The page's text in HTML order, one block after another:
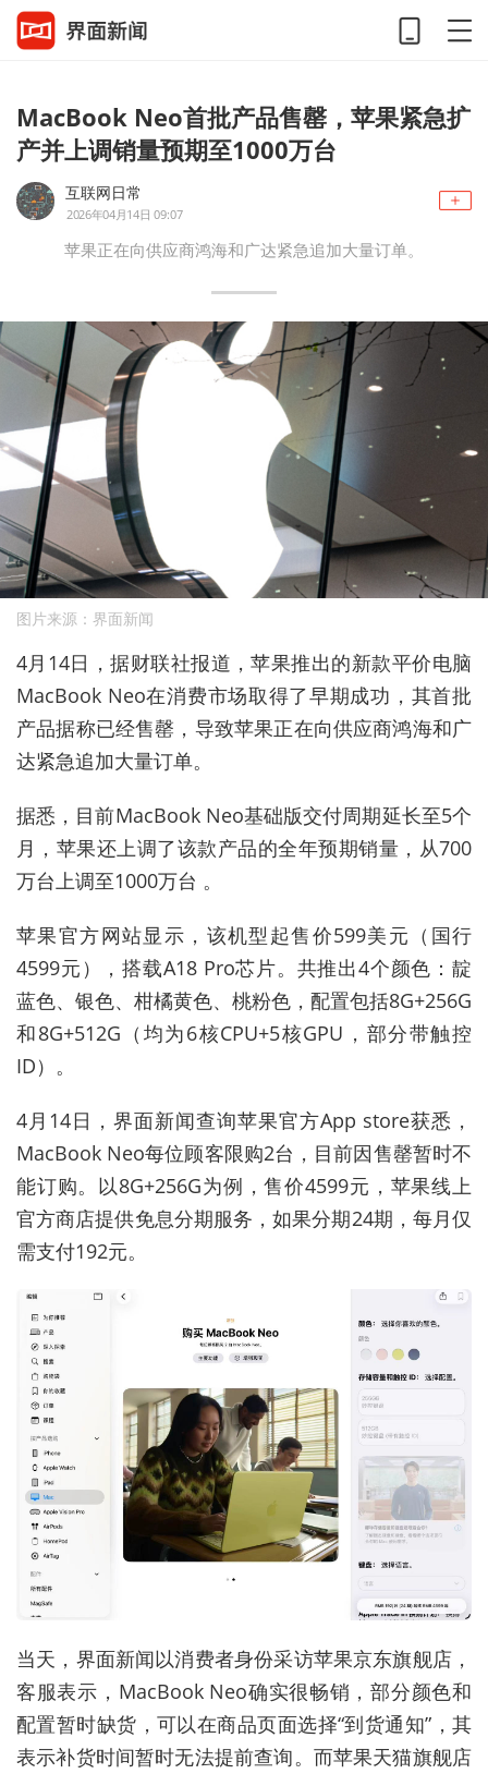
MacBook Neo首批产品售罄，苹果紧急扩
产并上调销量预期至1000万台
互联网日常
2026年04月14日 09:07
苹果正在向供应商鸿海和广达紧急追加大量订单。
图片来源：界面新闻
4月 14日，据财联社报道，苹果推出的新款平价电脑
MacBook Neo在消费市场取得了早期成功，其首批
产品据称已经售罄，导致苹果正在向供应商鸿海和广
达紧急追加大量订单。
据悉，目前MacBook Neo基础版交付周期延长至5个
月，苹果还上调了该款产品的全年预期销量，从700
万台上调至1000万台 。
苹果官方网站显示，该机型起售价599美元（国行
4599元），搭载A18 Pro芯片。共推出4个颜色：靛
蓝色、银色、柑橘黄色、桃粉色，配置包括8G+256G
和8G+512G （均为6核CPU+5核GPU ，部分带触控
ID）。
4月 14日，界面新闻查询苹果官方App store获悉，
MacBook Neo每位顾客限购2台，目前因售罄暂时不
能订购。以8G+256G为例，售价4599元，苹果线上
官方商店提供免息分期服务，如果分期24期，每月仅
需支付192元。
当天，界面新闻以消费者身份采访苹果京东旗舰店，
客服表示， MacBook Neo确实很畅销，部分颜色和
配置暂时缺货，可以在商品页面选择“到货通知”，其
表示补货时间暂时无法提前查询。而苹果天猫旗舰店